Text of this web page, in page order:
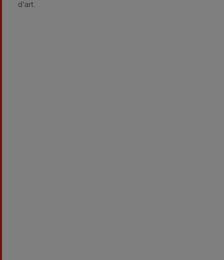
d’art.